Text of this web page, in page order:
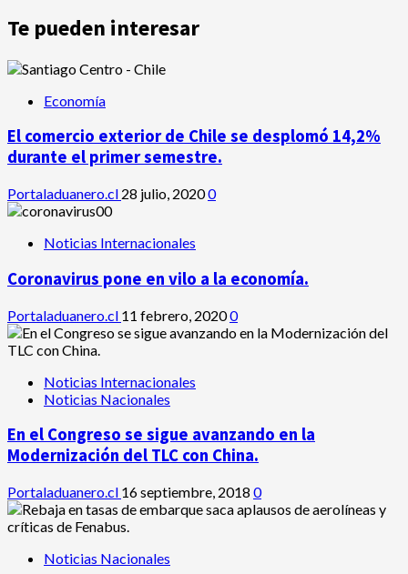
Te pueden interesar
Economía
El comercio exterior de Chile se desplomó 14,2%
durante el primer semestre.
Portaladuanero.cl 28 julio, 20200
Noticias Internacionales
Coronavirus pone en vilo a la economía.
Portaladuanero.cl 11 febrero, 20200
Noticias Internacionales
Noticias Nacionales
En el Congreso se sigue avanzando en la
Modernización del TLC con China.
Portaladuanero.cl 16 septiembre, 2018 0
Noticias Nacionales